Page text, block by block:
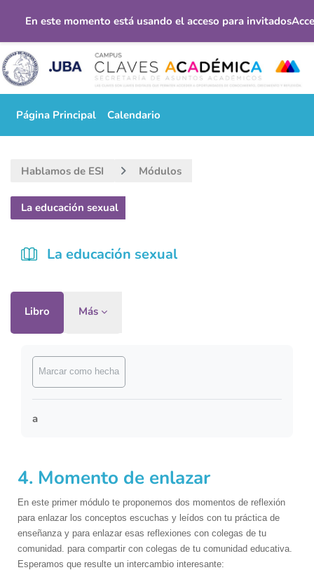
Salta al contenido principal
En este momento está usando el acceso para invitados
Página Principal Calendario
Hablamos de ESI Módulos
La educación sexual
La educación sexual
Libro Más
Marcar como hecha
a
4. Momento de enlazar
En este primer módulo te proponemos dos momentos de reflexión
para enlazar los conceptos escuchas y leídos con tu práctica de
enseñanza y para enlazar esas reflexiones con colegas de tu
comunidad. para compartir con colegas de tu comunidad educativa.
Esperamos que resulte un intercambio interesante: